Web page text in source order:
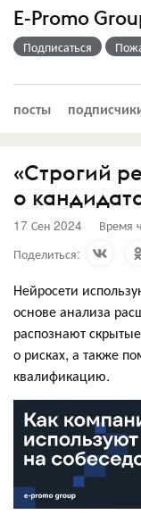
E-Promo
Подписаться
посты
«Строгий
о
17 Сен 2024 Время
Поделиться:
Нейросети
основе анализа
распознают
о рисках, а также
квалификацию.